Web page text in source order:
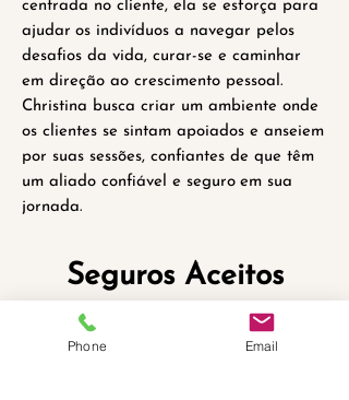
centrada no cliente, ela se esforça para
ajudar os indivíduos a navegar pelos
desafios da vida, curar-se e caminhar
em direção ao crescimento pessoal.
Christina busca criar um ambiente onde
os clientes se sintam apoiados e anseiem
por suas sessões, confiantes de que têm
um aliado confiável e seguro em sua
jornada.
Seguros Aceitos
Phone Email